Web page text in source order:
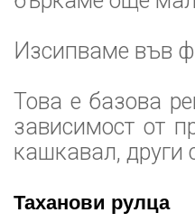
Изсипваме във
Това е базова
зависимост от
кашкавал, други
Таханови рулца